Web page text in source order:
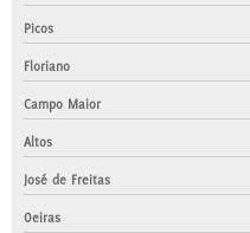
Picos
Floriano
Campo Maior
Altos
José de Freitas
Oeiras